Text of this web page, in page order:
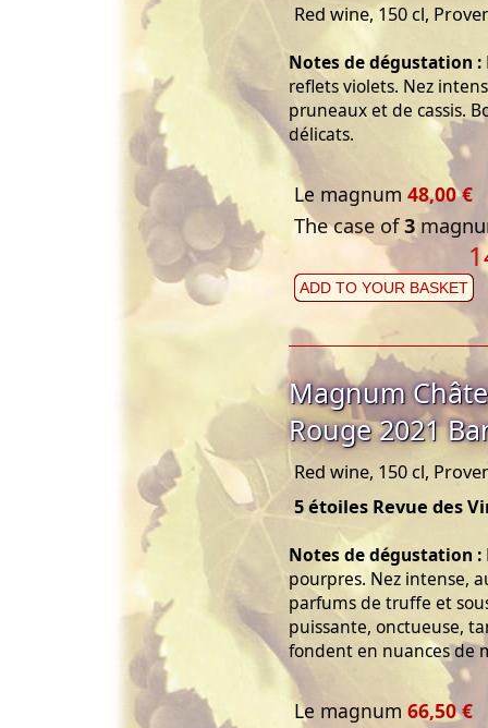
Red wine, 150 cl,
Notes de dégustation :
reflets violets. Nez
pruneaux et de cassis.
délicats.
Le magnum 48,00 €
The case of3
ADD TO YOUR BASKET
Magnum
Rouge 2021
Red wine, 150 cl,
5 étoiles Revue des
Notes de dégustation :
pourpres. Nez intense,
parfums de truffe et
puissante, onctueuse,
fondent en nuances de
Le magnum 66,50 €